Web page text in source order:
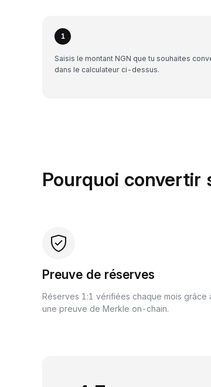
1
Saisis le montant NGN que tu souhaites
dans le calculateur ci-dessus.
Pourquoi
Preuve de réserves
Réserves 1:1 vérifiées chaque mois grâce
une preuve de Merkle on-chain.